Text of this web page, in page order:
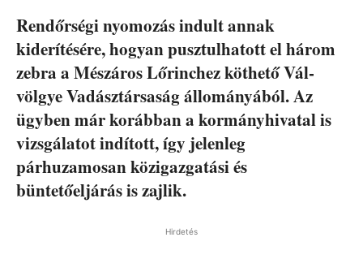
Rendőrségi nyomozás indult annak
kiderítésére, hogyan pusztulhatott el három
zebra a Mészáros Lőrinchez köthető Vál-
völgye Vadásztársaság állományából. Az
ügyben már korábban a kormányhivatal is
vizsgálatot indított, így jelenleg
párhuzamosan közigazgatási és
büntetőeljárás is zajlik.
Hirdetés